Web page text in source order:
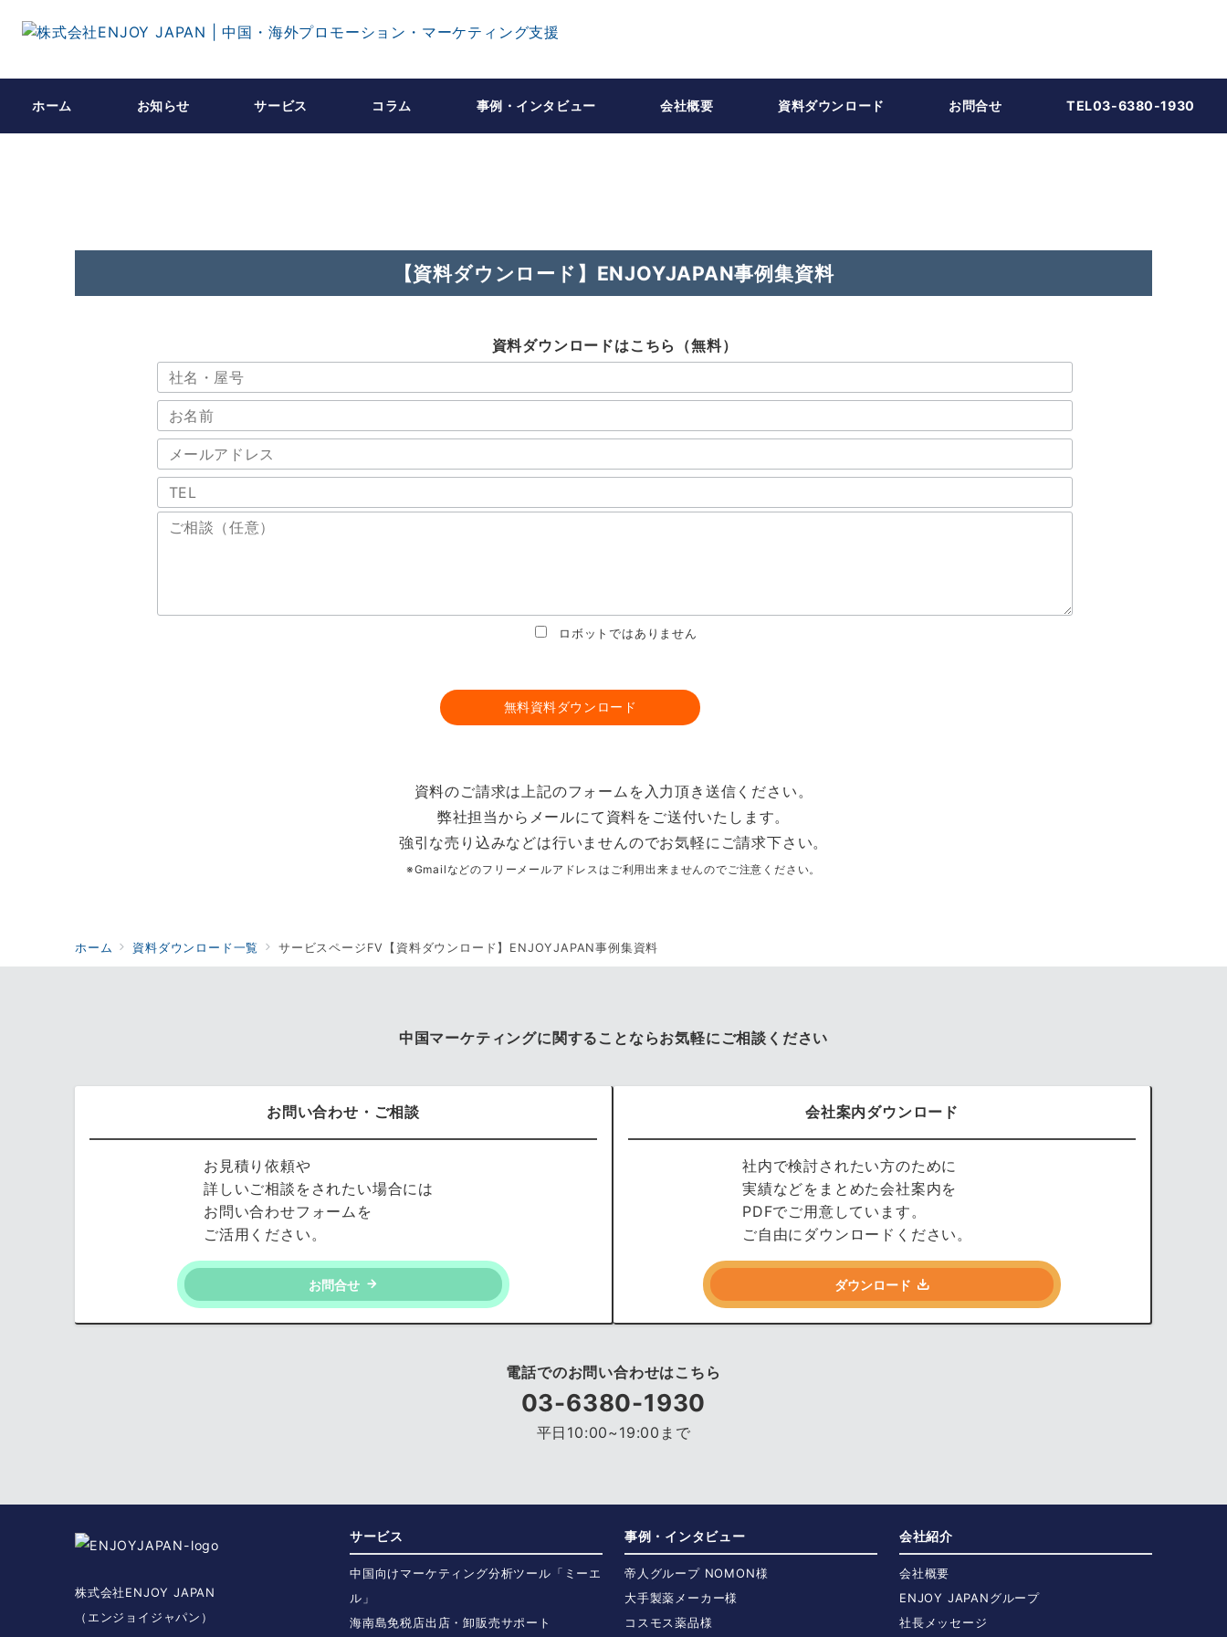
ホーム お知らせ サービス コラム 事例・インタビュー 会社概要 資料ダウンロード お問合せ TEL03-6380-1930
【資料ダウンロード】ENJOYJAPAN事例集資料
資料ダウンロードはこちら（無料）
ロボットではありません
資料のご請求は上記のフォームを入力頂き送信ください。
弊社担当からメールにて資料をご送付いたします。
強引な売り込みなどは行いませんのでお気軽にご請求下さい。
※Gmailなどのフリーメールアドレスはご利用出来ませんのでご注意ください。
ホーム 資料ダウンロード一覧 サービスページFV【資料ダウンロード】ENJOYJAPAN事例集資料
中国マーケティングに関することならお気軽にご相談ください
お問い合わせ・ご相談
お見積り依頼や
詳しいご相談をされたい場合には
お問い合わせフォームを
ご活用ください。
お問合せ
会社案内ダウンロード
社内で検討されたい方のために
実績などをまとめた会社案内を
PDFでご用意しています。
ご自由にダウンロードください。
ダウンロード
電話でのお問い合わせはこちら
03-6380-1930
平日10:00~19:00まで
株式会社ENJOY JAPAN
（エンジョイジャパン）
サービス
中国向けマーケティング分析ツール「ミーエ
ル」
海南島免税店出店・卸販売サポート
事例・インタビュー
帝人グループ NOMON様
大手製薬メーカー様
コスモス薬品様
会社紹介
会社概要
ENJOY JAPANグループ
社長メッセージ